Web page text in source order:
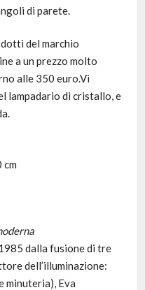
di parete.
del marchio
a un prezzo molto
alle 350 euro.Vi
lampadario di cristallo, e
cm
dalla fusione di tre
dell’illuminazione:
minuteria), Eva